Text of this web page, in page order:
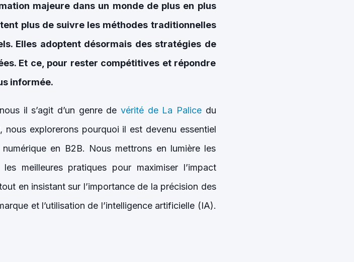
majeure dans un monde de plus en plus
plus de suivre les méthodes traditionnelles
Elles adoptent désormais des stratégies de
Et ce, pour rester compétitives et répondre
informée.
il s’agit d’un genre de vérité de La Palice du
nous explorerons pourquoi il est devenu essentiel
en B2B. Nous mettrons en lumière les
meilleures pratiques pour maximiser l’impact
en insistant sur l’importance de la précision des
et l’utilisation de l’intelligence artificielle (IA).